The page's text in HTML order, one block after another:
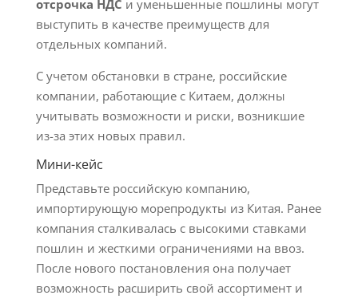
отсрочка НДС и уменьшенные пошлины могут
выступить в качестве преимуществ для
отдельных компаний.
С учетом обстановки в стране, российские
компании, работающие с Китаем, должны
учитывать возможности и риски, возникшие
из-за этих новых правил.
Мини-кейс
Представьте российскую компанию,
импортирующую морепродукты из Китая. Ранее
компания сталкивалась с высокими ставками
пошлин и жесткими ограничениями на ввоз.
После нового постановления она получает
возможность расширить свой ассортимент и